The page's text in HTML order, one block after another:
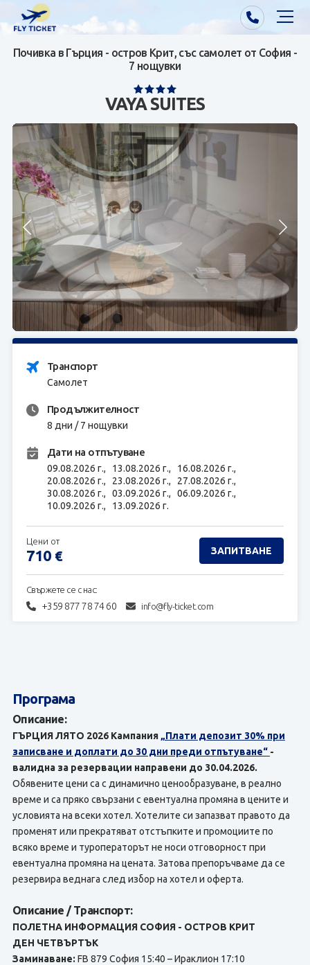
Почивки от Варна
Почивки от София/Пловдив/Бургас
Самолетни билети
Визи
Контакти
За нас
ЗАПИТВАНЕ
Почивка в Гърция - остров Крит, със самолет от София -
7 нощувки
VAYA SUITES
Транспорт
Самолет
Продължителност
8 дни / 7 нощувки
Дати на отпътуване
09.08.2026 г., 13.08.2026 г., 16.08.2026 г.,
20.08.2026 г., 23.08.2026 г., 27.08.2026 г.,
30.08.2026 г., 03.09.2026 г., 06.09.2026 г.,
10.09.2026 г., 13.09.2026 г.
Свържете се с нас:
+359 877 78 74 60 info@fly-ticket.com
Цени от
710 € ЗАПИТВАНЕ
Програма
Описание:
ГЪРЦИЯ ЛЯТО 2026 Кампания „Плати депозит 30% при
записване и доплати до 30 дни преди отпътуване“ -
валидна за резервации направени до 30.04.2026.
Обявените цени са с динамично ценообразуване, в реално
време и са пряко свързани с евентуална промяна в цените и
условията на всеки хотел. Хотелите си запазват правото да
променят или прекратяват отстъпките и промоциите по
всяко време и туроператорът не носи отговорност при
евентуална промяна на цената. Затова препоръчваме да се
резервира веднага след избор на хотел и оферта.
Описание / Транспорт:
ПОЛЕТНА ИНФОРМАЦИЯ СОФИЯ - ОСТРОВ КРИТ
ДЕН ЧЕТВЪРТЪК
Заминаване: FB 879 София 15:40 – Ираклион 17:10